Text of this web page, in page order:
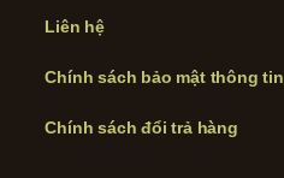
Liên hệ
Chính sách bảo mật thông tin
Chính sách đổi trả hàng